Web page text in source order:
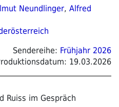
Neundlinger, Alfred
Sendereihe: Frühjahr 2026
19.03.2026
Ruiss im Gespräch